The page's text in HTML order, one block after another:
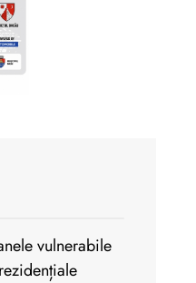
vulnerabile